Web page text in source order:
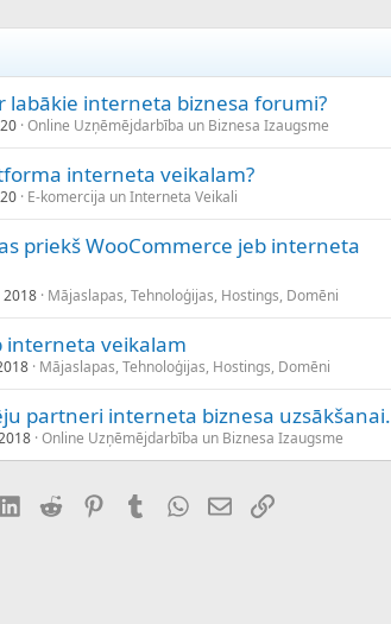
labākie interneta biznesa forumi?
Online Uzņēmējdarbība un Biznesa Izaugsme
interneta veikalam?
E-komercija un Interneta Veikali
priekš WooCommerce jeb interneta
2018 Mājaslapas, Tehnoloģijas, Hostings, Domēni
interneta veikalam
Mājaslapas, Tehnoloģijas, Hostings, Domēni
partneri interneta biznesa uzsākšanai.
Online Uzņēmējdarbība un Biznesa Izaugsme
LinkedIn
Reddit PinterestTumblrWhatsApp
E-pastsSaiti